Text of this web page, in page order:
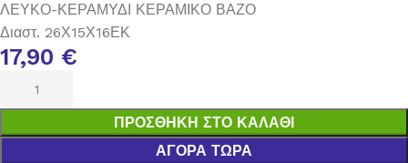
ΛΕΥΚΟ-ΚΕΡΑΜΥΔΙ ΚΕΡΑΜΙΚΟ ΒΑΖΟ
Διαστ. 26Χ15Χ16ΕΚ
17,90 €
ΠΡΟΣΘΉΚΗ ΣΤΟ ΚΑΛΆΘΙ
ΑΓΟΡΆ ΤΏΡΑ